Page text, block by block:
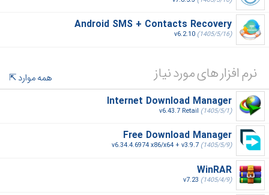
Android SMS + Contacts Recovery
v6.2.10 (1405/5/16)
نرم افزار های مورد نیاز
همه موارد
Internet Download Manager
v6.43.7 Retail (1405/5/1)
Free Download Manager
v6.34.4.6974 x86/x64 + v3.9.7 (1405/5/9)
WinRAR
v7.23 (1405/4/9)